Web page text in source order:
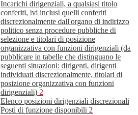
Incarichi dirigenziali, a qualsiasi titolo
conferiti, ivi inclusi quelli conferiti
discrezionalmente dall'organo di indirizzo
politico senza procedure pubbliche di
selezione e titolari di posizione
organizzativa con funzioni dirigenziali (da
pubblicare in tabelle che distinguano le
seguenti situazioni: dirigenti, dirigenti
individuati discrezionalmente, titolari di
posizione organizzativa con funzioni
dirigenziali) 2
Elenco posizioni dirigenziali discrezionali
Posti di funzione disponibili 2